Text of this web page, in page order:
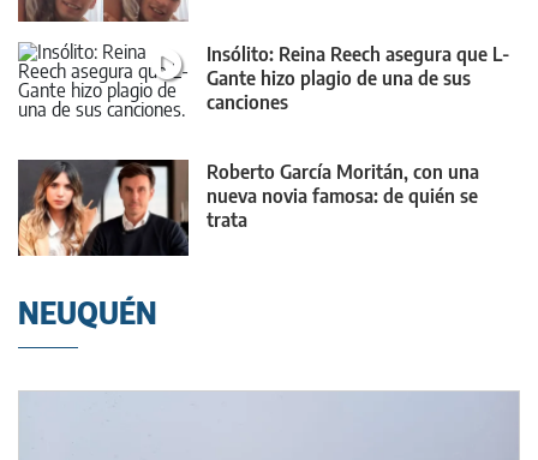
Insólito: Reina Reech asegura que L-
Gante hizo plagio de una de sus
canciones
Roberto García Moritán, con una
nueva novia famosa: de quién se
trata
NEUQUÉN